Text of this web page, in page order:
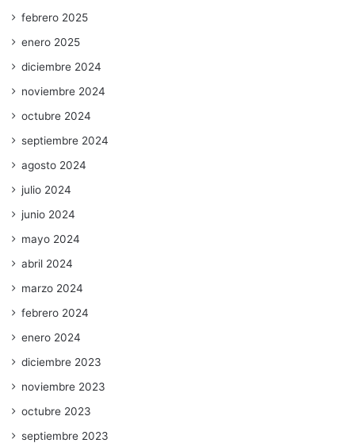
febrero 2025
enero 2025
diciembre 2024
noviembre 2024
octubre 2024
septiembre 2024
agosto 2024
julio 2024
junio 2024
mayo 2024
abril 2024
marzo 2024
febrero 2024
enero 2024
diciembre 2023
noviembre 2023
octubre 2023
septiembre 2023